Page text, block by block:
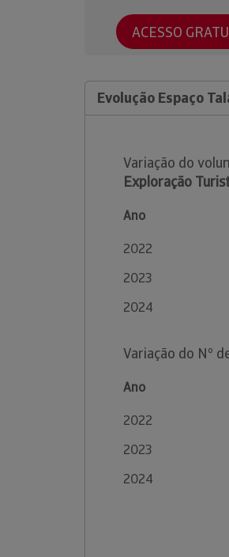
ACESSO
Evolução Espaço
Variação do
Exploração
Ano
2022
2023
2024
Variação do Nº
Ano
2022
2023
2024